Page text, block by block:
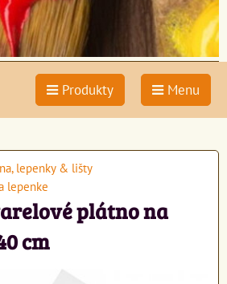
Produkty Menu
lepenky & lišty
lepenke
plátno na
cm